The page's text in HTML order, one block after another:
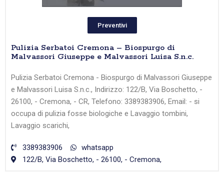
Preventivi
Pulizia Serbatoi Cremona – Biospurgo di
Malvassori Giuseppe e Malvassori Luisa S.n.c.
Pulizia Serbatoi Cremona - Biospurgo di Malvassori Giuseppe
e Malvassori Luisa S.n.c., Indirizzo: 122/B, Via Boschetto, -
26100, - Cremona, - CR, Telefono: 3389383906, Email: - si
occupa di pulizia fosse biologiche e Lavaggio tombini,
Lavaggio scarichi,
3389383906
whatsapp
122/B, Via Boschetto, - 26100, - Cremona,